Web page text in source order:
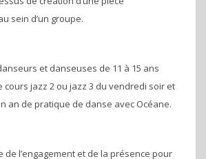
sein d’un groupe.
et danseuses de 11 à 15 ans
jazz 2 ou jazz 3 du vendredi soir et
an de pratique de danse avec Océane.
de l’engagement et de la présence pour